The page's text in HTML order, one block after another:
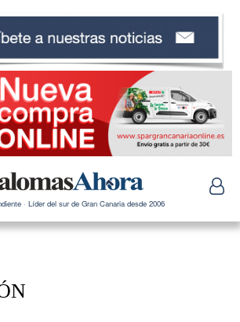
· Líder del sur de Gran Canaria desde 2006